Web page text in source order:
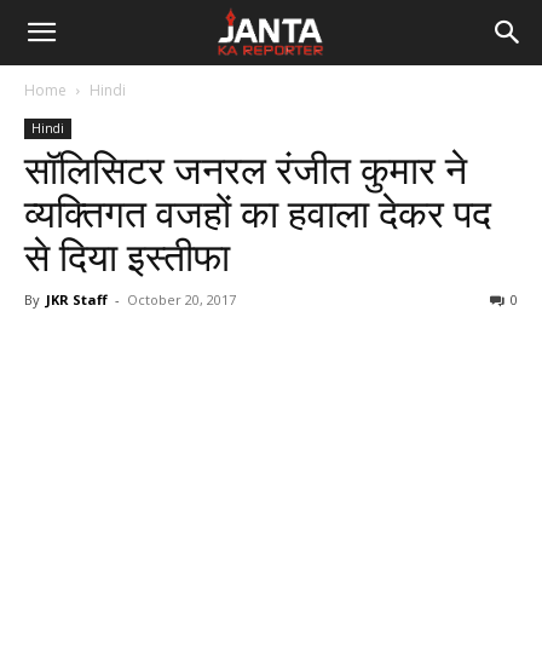
Janta
Reporter
Home Hindi
Hindi
सॉलिसिटर जनरल रंजीत कुमार ने
व्यक्तिगत वजहों का हवाला देकर पद
से दिया इस्तीफा
By JKR Staff - October 20, 2017 0